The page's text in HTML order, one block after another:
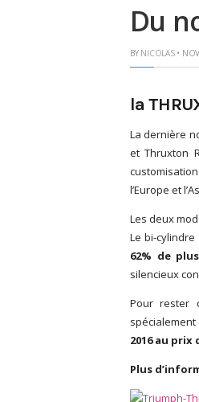
Du
BY NICOLAS•
la
La dernière
et Thruxton
l’Europe et
Les deux
Le bi-
62% de
silencieux
Pour rester
2016 au prix
Plus